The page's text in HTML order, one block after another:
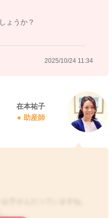
ょうか？
2025/10/24 11:34
在本祐子
助産師